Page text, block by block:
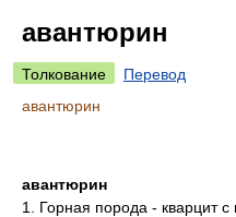
авантюрин
Толкование
Перевод
авантюрин
авантюрин
1. Горная порода - кварцит